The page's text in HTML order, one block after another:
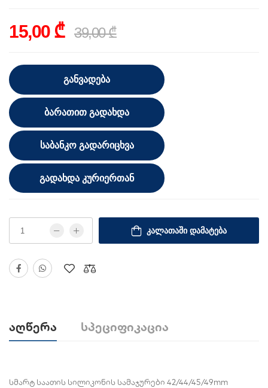
15,00 ₾ 39,00 ₾
ᲒᲐᲜᲕᲐᲓᲔᲑᲐ
ᲑᲐᲠᲐᲗᲘᲗ ᲒᲐᲓᲐᲮᲓᲐ
ᲡᲐᲑᲐᲜᲙᲝ ᲒᲐᲓᲐᲠᲘᲪᲮᲕᲐ
ᲒᲐᲓᲐᲮᲓᲐ ᲙᲣᲠᲘᲔᲠᲗᲐᲜ
ᲙᲐᲚᲐᲗᲐᲨᲘ ᲓᲐᲛᲐᲢᲔᲑᲐ
Აღწერა Სპეციფიკაცია
სმარტ საათის სილიკონის სამაჯურები 42/44/45/49mm